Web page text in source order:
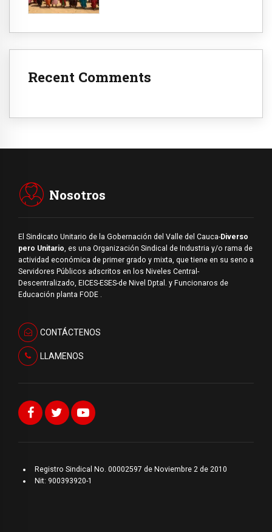
Recent Comments
Nosotros
El Sindicato Unitario de la Gobernación del Valle del Cauca-Diverso
pero Unitario, es una Organización Sindical de Industria y/o rama de
actividad económica de primer grado y mixta, que tiene en su seno a
Servidores Públicos adscritos en los Niveles Central-
Descentralizado, EICES-ESES-de Nivel Dptal. y Funcionaros de
Educación planta FODE .
CONTÁCTENOS
LLAMENOS
Registro Sindical No. 00002597 de Noviembre 2 de 2010
Nit: 900393920-1